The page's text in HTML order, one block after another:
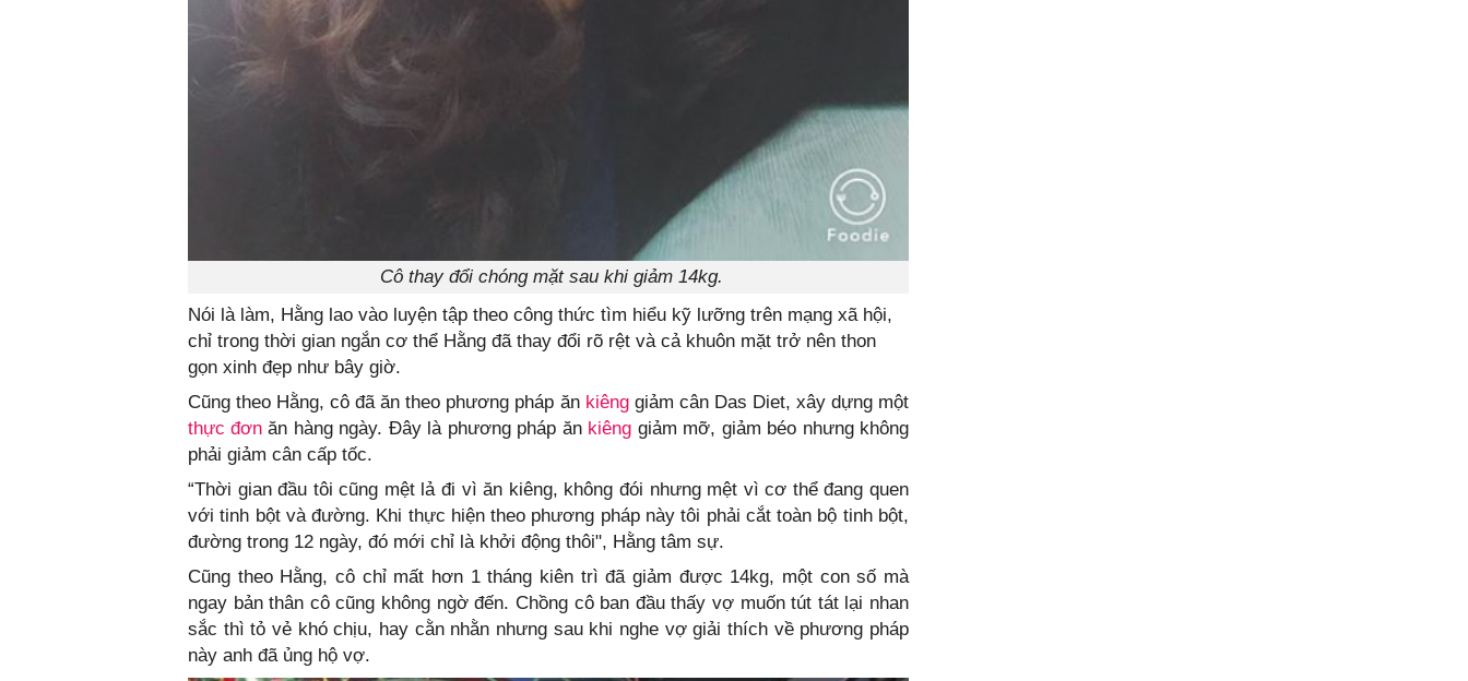
Cô thay đổi chóng mặt sau khi giảm 14kg.
Nói là làm, Hằng lao vào luyện tập theo công thức tìm hiểu kỹ lưỡng trên mạng xã hội,
chỉ trong thời gian ngắn cơ thể Hằng đã thay đổi rõ rệt và cả khuôn mặt trở nên thon
gọn xinh đẹp như bây giờ.
Cũng theo Hằng, cô đã ăn theo phương pháp ăn kiênggiảm cân Das Diet, xây dựng một
thực đơn ăn hàng ngày. Đây là phương pháp ăn kiêng giảm mỡ, giảm béo nhưng không
phải giảm cân cấp tốc.
“Thời gian đầu tôi cũng mệt lả đi vì ăn kiêng, không đói nhưng mệt vì cơ thể đang quen
với tinh bột và đường. Khi thực hiện theo phương pháp này tôi phải cắt toàn bộ tinh bột,
đường trong 12 ngày, đó mới chỉ là khởi động thôi", Hằng tâm sự.
Cũng theo Hằng, cô chỉ mất hơn 1 tháng kiên trì đã giảm được 14kg, một con số mà
ngay bản thân cô cũng không ngờ đến. Chồng cô ban đầu thấy vợ muốn tút tát lại nhan
sắc thì tỏ vẻ khó chịu, hay cằn nhằn nhưng sau khi nghe vợ giải thích về phương pháp
này anh đã ủng hộ vợ.